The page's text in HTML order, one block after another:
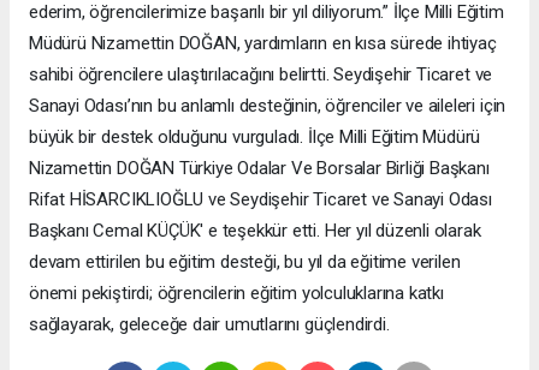
ederim, öğrencilerimize başarılı bir yıl diliyorum.” İlçe Milli Eğitim
Müdürü Nizamettin DOĞAN, yardımların en kısa sürede ihtiyaç
sahibi öğrencilere ulaştırılacağını belirtti. Seydişehir Ticaret ve
Sanayi Odası’nın bu anlamlı desteğinin, öğrenciler ve aileleri için
büyük bir destek olduğunu vurguladı. İlçe Milli Eğitim Müdürü
Nizamettin DOĞAN Türkiye Odalar Ve Borsalar Birliği Başkanı
Rifat HİSARCIKLIOĞLU ve Seydişehir Ticaret ve Sanayi Odası
Başkanı Cemal KÜÇÜK' e teşekkür etti. Her yıl düzenli olarak
devam ettirilen bu eğitim desteği, bu yıl da eğitime verilen
önemi pekiştirdi; öğrencilerin eğitim yolculuklarına katkı
sağlayarak, geleceğe dair umutlarını güçlendirdi.